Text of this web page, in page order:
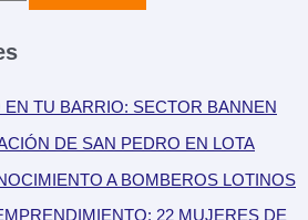
EN TU BARRIO: SECTOR BANNEN
DE SAN PEDRO EN LOTA
A BOMBEROS LOTINOS
22 MUJERES DE